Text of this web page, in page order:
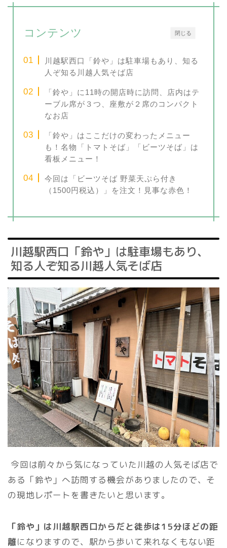
閉じる
コンテンツ
川越駅西口「鈴や」は駐車場もあり、知る
人ぞ知る川越人気そば店
「鈴や」に11時の開店時に訪問、店内はテ
ーブル席が３つ、座敷が２席のコンパクト
なお店
「鈴や」はここだけの変わったメニュー
も！名物「トマトそば」「ビーツそば」は
看板メニュー！
今回は「ビーツそば 野菜天ぷら付き
（1500円税込）」を注文！見事な赤色！
川越駅西口「鈴や」は駐車場もあり、
知る人ぞ知る川越人気そば店
今回は前々から気になっていた川越の人気そば店で
ある「鈴や」へ訪問する機会がありましたので、そ
の現地レポートを書きたいと思います。
「鈴や」は川越駅西口からだと徒歩は15分ほどの距
離になりますので、駅から歩いて来れなくもない距